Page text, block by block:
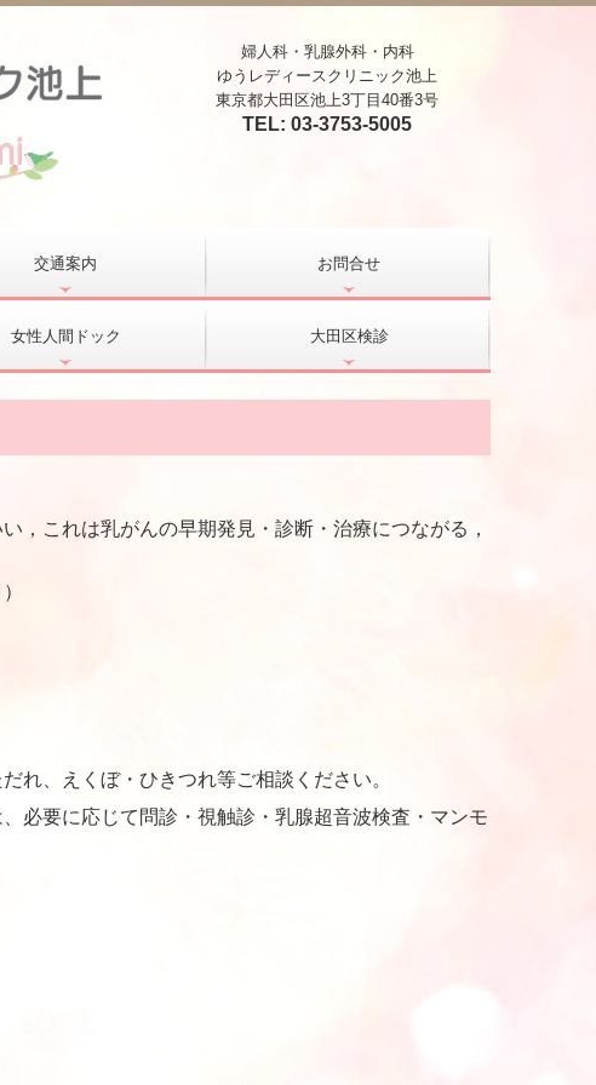
婦人科・乳腺外科・内科
ゆうレディースクリニック池上
東京都大田区池上3丁目40番3号
TEL: 03-3753-5005
交通案内 お問合せ
女性人間ドック 大田区検診
，これは乳がんの早期発見・診断・治療につながる，
れ、えくぼ・ひきつれ等ご相談ください。
必要に応じて問診・視触診・乳腺超音波検査・マンモ